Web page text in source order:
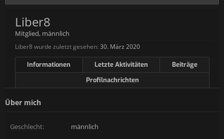
Liber8
Mitglied, männlich
Liber8 wurde zuletzt gesehen: 30. März 2020
Informationen Letzte Aktivitäten
Beiträge
Profilnachrichten
Über mich
Geschlecht: männlich